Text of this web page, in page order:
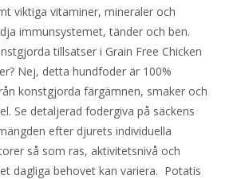
viktiga vitaminer, mineraler och
immunsystemet, tänder och ben.
tillsatser i Grain Free Chicken
Nej, detta hundfoder är 100%
konstgjorda färgämnen, smaker och
Se detaljerad fodergiva på säckens
efter djurets individuella
så som ras, aktivitetsnivå och
dagliga behovet kan variera. Potatis